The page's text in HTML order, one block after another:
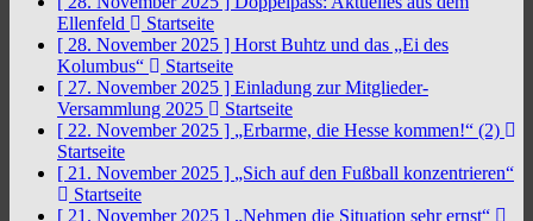
Ellenfeld
Startseite
[ 28. November 2025 ] Horst Buhtz und das „Ei des
Kolumbus“
Startseite
[ 27. November 2025 ] Einladung zur Mitglieder-
Versammlung 2025
Startseite
[ 22. November 2025 ] „Erbarme, die Hesse kommen!“ (2)
Startseite
[ 21. November 2025 ] „Sich auf den Fußball konzentrieren“
Startseite
[ 21. November 2025 ] „Nehmen die Situation sehr ernst“